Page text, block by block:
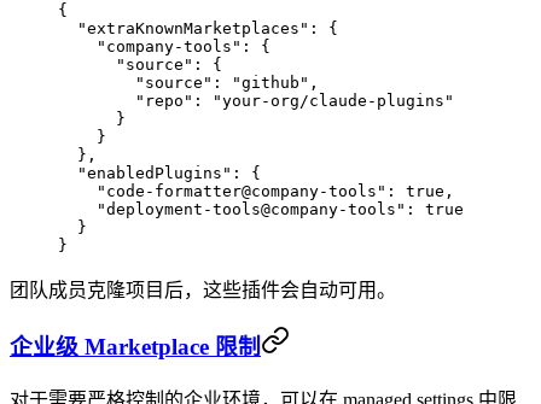
{
  "extraKnownMarketplaces"
: {
    "company-tools"
: {
      "source"
: {
        "source"
: "github" ,
        "repo"
:
"your-org/claude-plugins"
      }
    }
  },
  "enabledPlugins"
: {
    "code-formatter@company-tools"
: true ,
    "deployment-tools@company-tools"
: true
  }
}
团队成员克隆项目后，这些插件会自动可用。
企业级 Marketplace 限制
对于需要严格控制的企业环境，可以在 managed settings 中限